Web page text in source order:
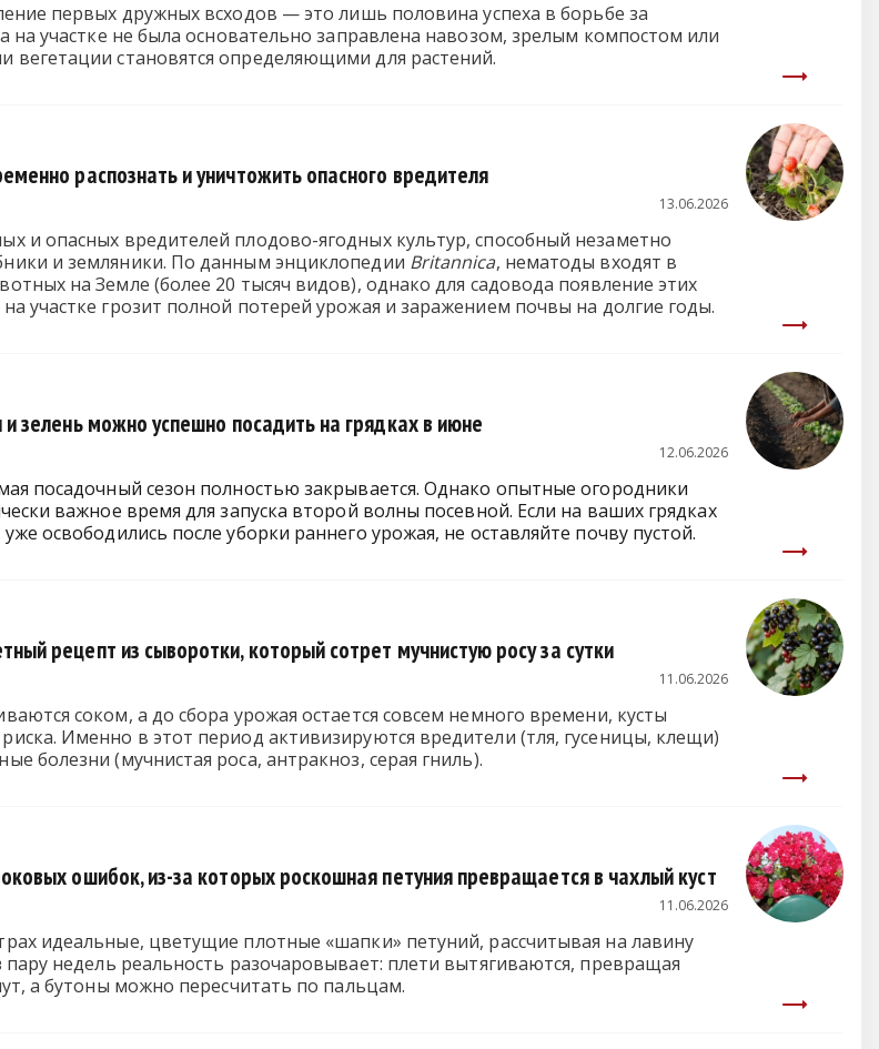
первых дружных всходов — это лишь половина успеха в борьбе за
на участке не была основательно заправлена навозом, зрелым компостом или
становятся определяющими для растений.
распознать и уничтожить опасного вредителя
13.06.2026
и опасных вредителей плодово-ягодных культур, способный незаметно
и земляники. По данным энциклопедии Britannica, нематоды входят в
на Земле (более 20 тысяч видов), однако для садовода появление этих
участке грозит полной потерей урожая и заражением почвы на долгие годы.
зелень можно успешно посадить на грядках в июне
12.06.2026
посадочный сезон полностью закрывается.Однако опытные огородники
важное время для запуска второй волны посевной. Если на ваших грядках
освободились после уборки раннего урожая, не оставляйте почву пустой.
рецепт из сыворотки, который сотрет мучнистую росу за сутки
11.06.2026
соком, а до сбора урожая остается совсем немного времени, кусты
Именно в этот период активизируются вредители (тля, гусеницы, клещи)
болезни (мучнистая роса, антракноз, серая гниль).
ошибок, из-за которых роскошная петуния превращается в чахлый куст
11.06.2026
идеальные, цветущие плотные «шапки» петуний, рассчитывая на лавину
недель реальность разочаровывает: плети вытягиваются, превращая
а бутоны можно пересчитать по пальцам.